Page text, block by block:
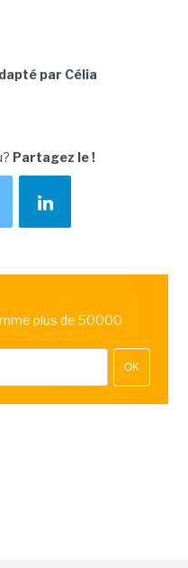
par Célia
Partagez le !
plus de 50000
OK